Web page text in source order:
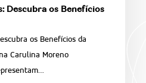
Descubra os Benefícios
os Benefícios da
Carulina Moreno